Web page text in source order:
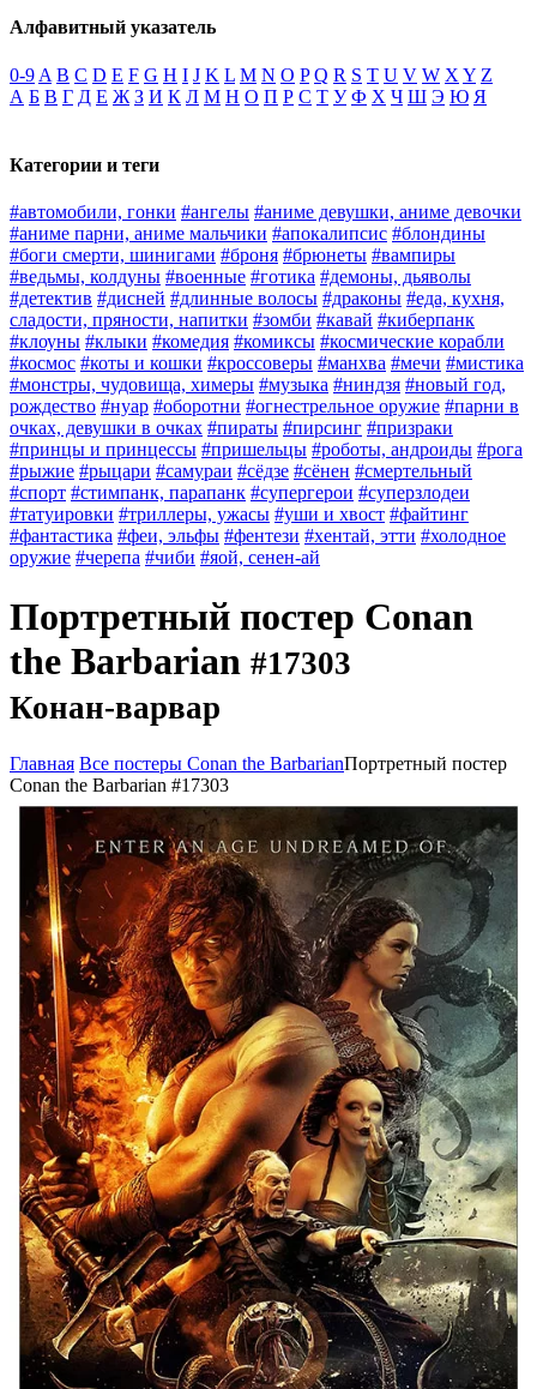
Алфавитный указатель
0-9 A B C D E F G H I J K L M N O P Q R S T U V W X Y Z
А Б В Г Д Е Ж З И К Л М Н О П Р С Т У Ф Х Ч Ш Э Ю Я
Категории и теги
#автомобили, гонки #ангелы #аниме девушки, аниме девочки
#аниме парни, аниме мальчики #апокалипсис #блондины
#боги смерти, шинигами #броня #брюнеты #вампиры
#ведьмы, колдуны #военные #готика #демоны, дьяволы
#детектив #дисней #длинные волосы #драконы #еда, кухня,
сладости, пряности, напитки #зомби #кавай #киберпанк
#клоуны #клыки #комедия #комиксы #космические корабли
#космос #коты и кошки #кроссоверы #манхва #мечи #мистика
#монстры, чудовища, химеры #музыка #ниндзя #новый год,
рождество #нуар #оборотни #огнестрельное оружие #парни в
очках, девушки в очках #пираты #пирсинг #призраки
#принцы и принцессы #пришельцы #роботы, андроиды #рога
#рыжие #рыцари #самураи #сёдзе #сёнен #смертельный
#спорт #стимпанк, парапанк #супергерои #суперзлодеи
#татуировки #триллеры, ужасы #уши и хвост #файтинг
#фантастика #феи, эльфы #фентези #хентай, этти #холодное
оружие #черепа #чиби #яой, сенен-ай
Портретный постер Conan
the Barbarian #17303
Конан-варвар
Главная Все постеры Conan the BarbarianПортретный постер
Conan the Barbarian #17303